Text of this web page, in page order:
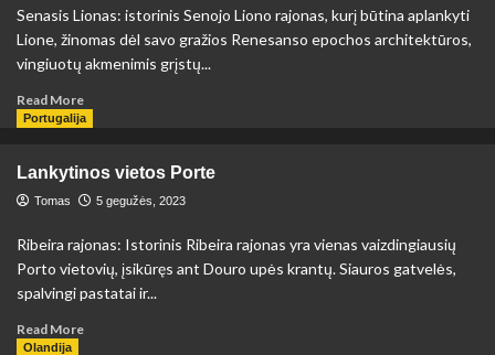
Senasis Lionas: istorinis Senojo Liono rajonas, kurį būtina aplankyti
Lione, žinomas dėl savo gražios Renesanso epochos architektūros,
vingiuotų akmenimis grįstų...
Read MoreRead
more
vietos
Lione
Portugalija
Lankytinos vietos Porte
Tomas 5 gegužės, 2023
Ribeira rajonas: Istorinis Ribeira rajonas yra vienas vaizdingiausių
Porto vietovių, įsikūręs ant Douro upės krantų. Siauros gatvelės,
spalvingi pastatai ir...
Read MoreRead
Olandija